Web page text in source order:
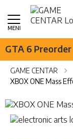
GTA 6 Preorder
GAME CENTAR
Skip
to
the
Skip
to